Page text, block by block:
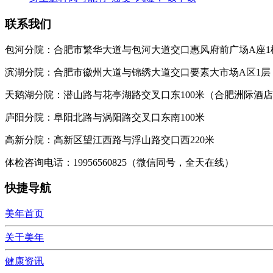
联系我们
包河分院：合肥市繁华大道与包河大道交口惠风府前广场A座1
滨湖分院：合肥市徽州大道与锦绣大道交口要素大市场A区1层
天鹅湖分院：潜山路与花亭湖路交叉口东100米（合肥洲际酒店
庐阳分院：阜阳北路与涡阳路交叉口东南100米
高新分院：高新区望江西路与浮山路交口西220米
体检咨询电话：19956560825（微信同号，全天在线）
快捷导航
美年首页
关于美年
健康资讯